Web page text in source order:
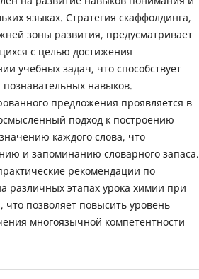
языках. Стратегия скаффолдинга,
зоны развития, предусматривает
с целью достижения
учебных задач, что способствует
навыков.
предложения проявляется в
подход к построению
каждого слова, что
и запоминанию словарного запаса.
рекомендации по
различных этапах урока химии при
что позволяет повысить уровень
многоязычной компетентности